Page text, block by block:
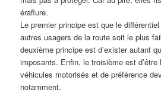
éraflure.
Le premier principe est que le
autres usagers de la route soit le plus
deuxième principe est d’exister autant
imposants. Enfin, le troisième est
véhicules motorisés et de préférence
notamment.